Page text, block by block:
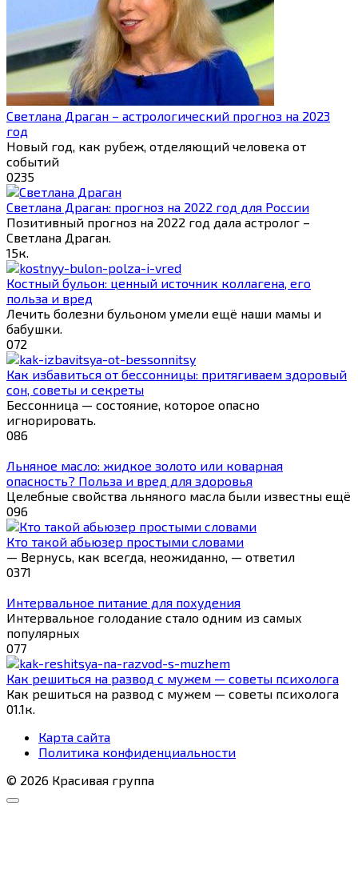
Светлана Драган – астрологический прогноз на 2023
год
Новый год, как рубеж, отделяющий человека от
событий
0235
Светлана Драган: прогноз на 2022 год для России
Позитивный прогноз на 2022 год дала астролог –
Светлана Драган.
15к.
Костный бульон: ценный источник коллагена, его
польза и вред
Лечить болезни бульоном умели ещё наши мамы и
бабушки.
072
Как избавиться от бессонницы: притягиваем здоровый
сон, советы и секреты
Бессонница — состояние, которое опасно
игнорировать.
086
Льняное масло: жидкое золото или коварная
опасность? Польза и вред для здоровья
Целебные свойства льняного масла были известны ещё
096
Кто такой абьюзер простыми словами
— Вернусь, как всегда, неожиданно, — ответил
0371
Интервальное питание для похудения
Интервальное голодание стало одним из самых
популярных
077
Как решиться на развод с мужем — советы психолога
Как решиться на развод с мужем — советы психолога
01.1к.
Карта сайта
Политика конфиденциальности
© 2026 Красивая группа